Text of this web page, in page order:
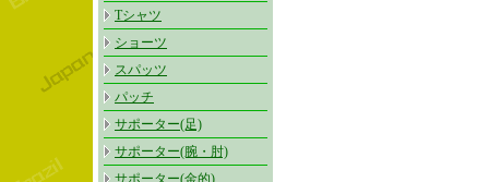
Tシャツ
ショーツ
スパッツ
パッチ
サポーター(足)
サポーター(腕・肘)
サポーター(金的)